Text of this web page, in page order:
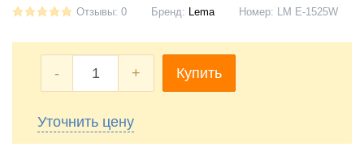
Отзывы: 0 Бренд: Lema Номер: LM E-1525W
- + Купить
Уточнить цену